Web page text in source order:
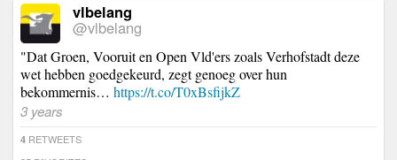
vlbelang
@vlbelang
"Dat Groen, Vooruit en Open Vld'ers zoals Verhofstadt deze
wet hebben goedgekeurd, zegt genoeg over hun
bekommernis… https://t.co/T0xBsfijkZ
3 years
4 RETWEETS